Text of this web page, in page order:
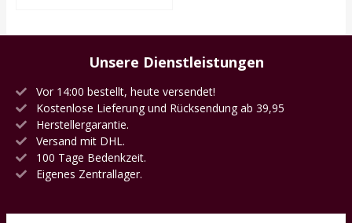
Unsere Dienstleistungen
Vor 14:00 bestellt, heute versendet!
Kostenlose Lieferung und Rücksendung ab 39,95
Herstellergarantie.
Versand mit DHL.
100 Tage Bedenkzeit.
Eigenes Zentrallager.